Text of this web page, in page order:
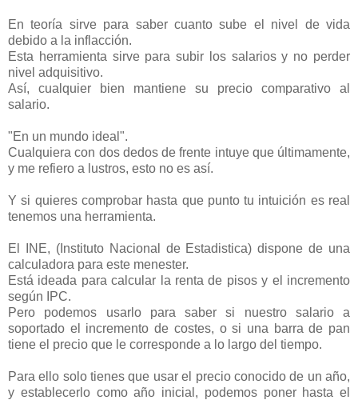
En teoría sirve para saber cuanto sube el nivel de vida
debido a la inflacción.
Esta herramienta sirve para subir los salarios y no perder
nivel adquisitivo.
Así, cualquier bien mantiene su precio comparativo al
salario.
"En un mundo ideal".
Cualquiera con dos dedos de frente intuye que últimamente,
y me refiero a lustros, esto no es así.
Y si quieres comprobar hasta que punto tu intuición es real
tenemos una herramienta.
El INE, (Instituto Nacional de Estadistica) dispone de una
calculadora para este menester.
Está ideada para calcular la renta de pisos y el incremento
según IPC.
Pero podemos usarlo para saber si nuestro salario a
soportado el incremento de costes, o si una barra de pan
tiene el precio que le corresponde a lo largo del tiempo.
Para ello solo tienes que usar el precio conocido de un año,
y establecerlo como año inicial, podemos poner hasta el